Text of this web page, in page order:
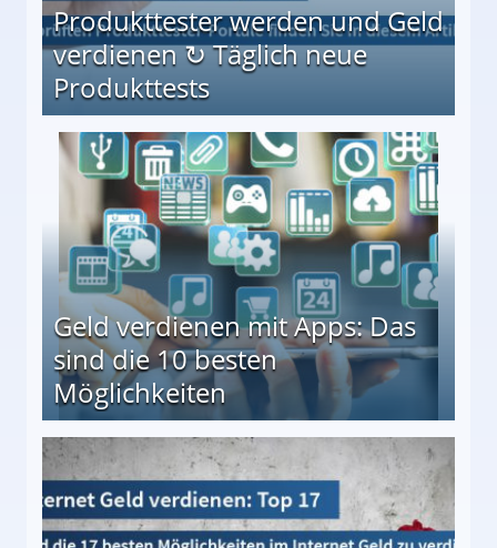
Produkttester werden und Geld
verdienen ↻ Täglich neue
Produkttests
↻ Täglich neue Produkttests
Geld verdienen mit Apps: Das
sind die 10 besten
Möglichkeiten
besten Möglichkeiten